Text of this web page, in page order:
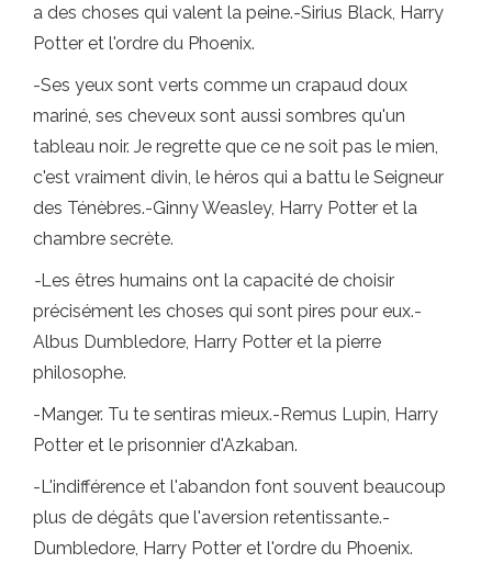
a des choses qui valent la peine.-Sirius Black, Harry
Potter et l'ordre du Phoenix.
-Ses yeux sont verts comme un crapaud doux
mariné, ses cheveux sont aussi sombres qu'un
tableau noir. Je regrette que ce ne soit pas le mien,
c'est vraiment divin, le héros qui a battu le Seigneur
des Ténèbres.-Ginny Weasley, Harry Potter et la
chambre secrète.
-Les êtres humains ont la capacité de choisir
précisément les choses qui sont pires pour eux.-
Albus Dumbledore, Harry Potter et la pierre
philosophe.
-Manger. Tu te sentiras mieux.-Remus Lupin, Harry
Potter et le prisonnier d'Azkaban.
-L'indifférence et l'abandon font souvent beaucoup
plus de dégâts que l'aversion retentissante.-
Dumbledore, Harry Potter et l'ordre du Phoenix.